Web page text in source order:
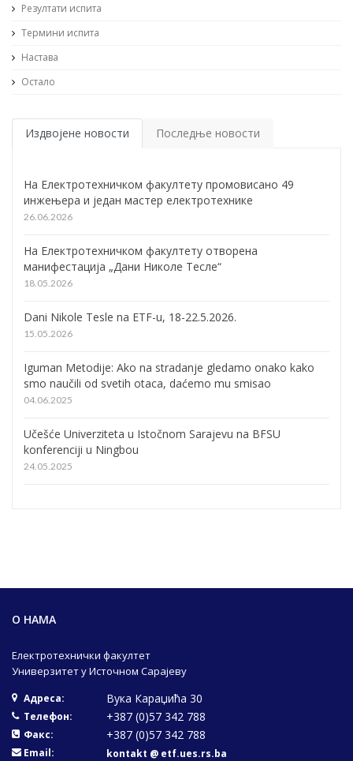
Резултати испита
Термини испита
Настава
Остало
Издвојене новости Последње новости
На Електротехничком факултету промовисано 49
инжењера и један мастер електротехнике
26.06.2026
На Електротехничком факултету отворена
манифестација „Дани Николе Тесле“
18.05.2026
Dani Nikole Tesle na ETF-u, 18-22.5.2026.
15.05.2026
Iguman Metodije: Ako na stradanje gledamo onako kako
smo naučili od svetih otaca, daćemo mu smisao
04.06.2025
Učešće Univerziteta u Istočnom Sarajevu na BFSU
konferenciji u Ningbou
24.05.2025
О НАМА
Електротехнички факултет
Универзитет у Источном Сарајеву
Адреса: Вука Караџића 30
Телефон: +387 (0)57 342 788
Факс: +387 (0)57 342 788
Email: kontakt @ etf.ues.rs.ba